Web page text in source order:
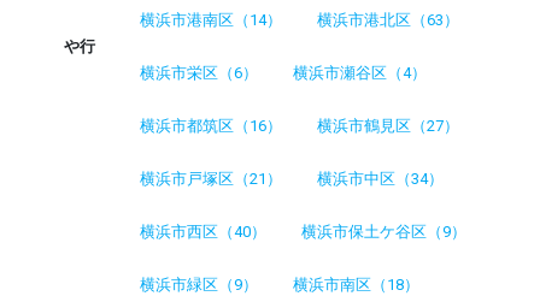
や行
横浜市港南区（14） 横浜市港北区（63）
横浜市栄区（6） 横浜市瀬谷区（4）
横浜市都筑区（16） 横浜市鶴見区（27）
横浜市戸塚区（21） 横浜市中区（34）
横浜市西区（40） 横浜市保土ケ谷区（9）
横浜市緑区（9） 横浜市南区（18）